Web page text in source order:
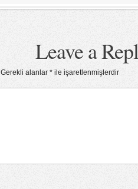
Leave a
Gerekli alanlar * ile işaretlenmişlerdir